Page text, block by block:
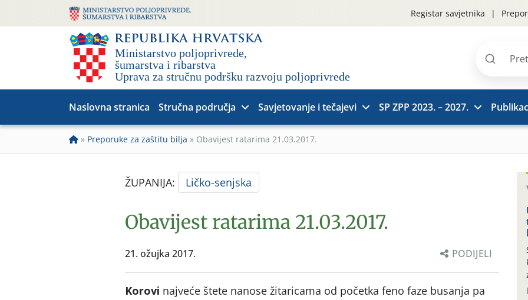
Registar savjetnika
Pretraži
Naslovna stranica Stručna područja Savjetovanje i tečajevi SP ZPP 2023. – 2027.
» Preporuke za zaštitu bilja » Obavijest ratarima 21.03.2017.
ŽUPANIJA: Ličko-senjska
Obavijest ratarima 21.03.2017.
21. ožujka 2017. PODIJELI
Korovi najveće štete nanose žitaricama od početka feno faze busanja pa